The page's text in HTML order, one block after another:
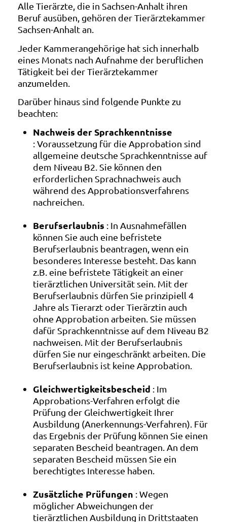
Alle Tierärzte, die in Sachsen-Anhalt ihren
Beruf ausüben, gehören der Tierärztekammer
Sachsen-Anhalt an.
Jeder Kammerangehörige hat sich innerhalb
eines Monats nach Aufnahme der beruflichen
Tätigkeit bei der Tierärztekammer
anzumelden.
Darüber hinaus sind folgende Punkte zu
beachten:
Nachweis der Sprachkenntnisse
: Voraussetzung für die Approbation sind
allgemeine deutsche Sprachkenntnisse auf
dem Niveau B2. Sie können den
erforderlichen Sprachnachweis auch
während des Approbationsverfahrens
nachreichen.
Berufserlaubnis : In Ausnahmefällen
können Sie auch eine befristete
Berufserlaubnis beantragen, wenn ein
besonderes Interesse besteht. Das kann
z.B. eine befristete Tätigkeit an einer
tierärztlichen Universität sein. Mit der
Berufserlaubnis dürfen Sie prinzipiell 4
Jahre als Tierarzt oder Tierärztin auch
ohne Approbation arbeiten. Sie müssen
dafür Sprachkenntnisse auf dem Niveau B2
nachweisen. Mit der Berufserlaubnis
dürfen Sie nur eingeschränkt arbeiten. Die
Berufserlaubnis ist keine Approbation.
Gleichwertigkeitsbescheid : Im
Approbations-Verfahren erfolgt die
Prüfung der Gleichwertigkeit Ihrer
Ausbildung (Anerkennungs-Verfahren). Für
das Ergebnis der Prüfung können Sie einen
separaten Bescheid beantragen. An dem
separaten Bescheid müssen Sie ein
berechtigtes Interesse haben.
Zusätzliche Prüfungen : Wegen
möglicher Abweichungen der
tierärztlichen Ausbildung in Drittstaaten